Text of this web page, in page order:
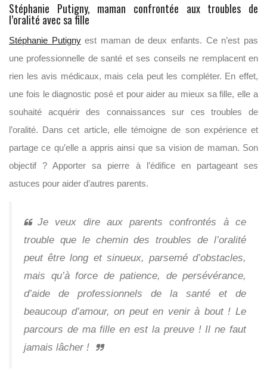
Stéphanie Putigny, maman confrontée aux troubles de
l’oralité avec sa fille
Stéphanie Putignyest maman de deux enfants. Ce n’est pas
une professionnelle de santé et ses conseils ne remplacent en
rien les avis médicaux, mais cela peut les compléter. En effet,
une fois le diagnostic posé et pour aider au mieux sa fille, elle a
souhaité acquérir des connaissances sur ces troubles de
l’oralité. Dans cet article, elle témoigne de son expérience et
partage ce qu’elle a appris ainsi que sa vision de maman. Son
objectif ? Apporter sa pierre à l’édifice en partageant ses
astuces pour aider d’autres parents.
Je veux dire aux parents confrontés à ce
trouble que le chemin des troubles de l’oralité
peut être long et sinueux, parsemé d’obstacles,
mais qu’à force de patience, de persévérance,
d’aide de professionnels de la santé et de
beaucoup d’amour, on peut en venir à bout ! Le
parcours de ma fille en est la preuve ! Il ne faut
jamais lâcher !